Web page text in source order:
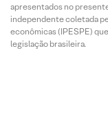
apresentados no
independente coletada
econômicas (IPESPE)
legislação brasileira.